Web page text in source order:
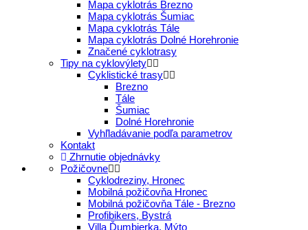
Mapa cyklotrás Brezno
Mapa cyklotrás Šumiac
Mapa cyklotrás Tále
Mapa cyklotrás Dolné Horehronie
Značené cyklotrasy
Tipy na cyklovýlety
Cyklistické trasy
Brezno
Tále
Šumiac
Dolné Horehronie
Vyhľladávanie podľa parametrov
Kontakt
Zhrnutie objednávky
Požičovne
Cyklodreziny, Hronec
Mobilná požičovňa Hronec
Mobilná požičovňa Tále - Brezno
Profibikers, Bystrá
Villa Ďumbierka, Mýto